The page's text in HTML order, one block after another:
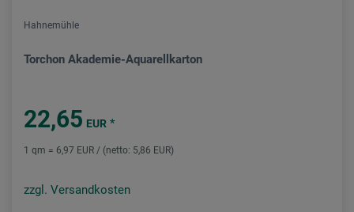
Hahnemühle
Torchon Akademie-Aquarellkarton
22,65 EUR *
1 qm = 6,97 EUR / (netto: 5,86 EUR)
zzgl. Versandkosten